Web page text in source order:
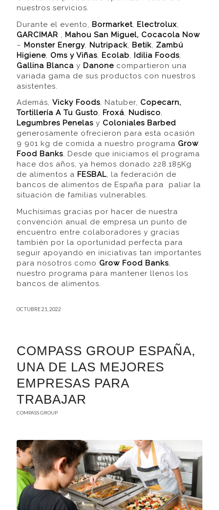
nuestros servicios.
Durante el evento, Bormarket, Electrolux,
GARCIMAR , Mahou San Miguel, Cocacola Now
– Monster Energy, Nutripack, Betik, Zambú
Higiene, Oms y Viñas, Ecolab, Idilia Foods,
Gallina Blanca y Danonecompartieron una
variada gama de sus productos con nuestros
asistentes.
Además, Vicky Foods, Natuber, Copecarn,
Tortillería A Tu Gusto, Froxá, Nudisco,
Legumbres Penelasy Coloniales Barbed
generosamente ofrecieron para esta ocasión
9 901 kg de comida a nuestro programa Grow
Food Banks. Desde que iniciamos el programa
hace dos años, ya hemos donado 228.185Kg
de alimentos a FESBAL, la federación de
bancos de alimentos de España para paliar la
situación de familias vulnerables.
Muchísimas gracias por hacer de nuestra
convención anual de empresa un punto de
encuentro entre colaboradores y gracias
también por la oportunidad perfecta para
seguir apoyando en iniciativas tan importantes
para nosotros como Grow Food Banks,
nuestro programa para mantener llenos los
bancos de alimentos.
OCTUBRE 21, 2022
COMPASS GROUP ESPAÑA,
UNA DE LAS MEJORES
EMPRESAS PARA
TRABAJAR
COMPASS GROUP